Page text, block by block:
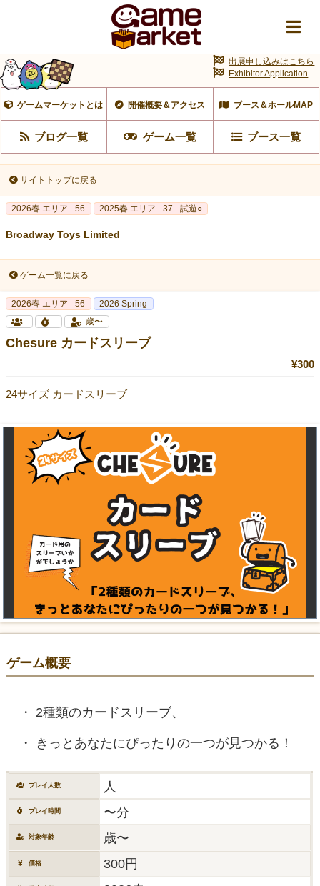
ゲームマーケットとは 開催概要＆アクセス ブース＆ホールMAP
ブログ一覧 ゲーム一覧 ブース一覧
出展申し込みはこちら
Exhibitor Application
サイトトップに戻る
2026春 エリア - 56 2025春 エリア - 37 試遊○
Broadway Toys Limited
ゲーム一覧に戻る
2026春 エリア - 56
2026 Spring
-
歳〜
Chesure カードスリーブ
¥300
24サイズ カードスリーブ
ゲーム概要
2種類のカードスリーブ、
きっとあなたにぴったりの一つが見つかる！
プレイ人数 人
プレイ時間 〜分
対象年齢 歳〜
価格 300円